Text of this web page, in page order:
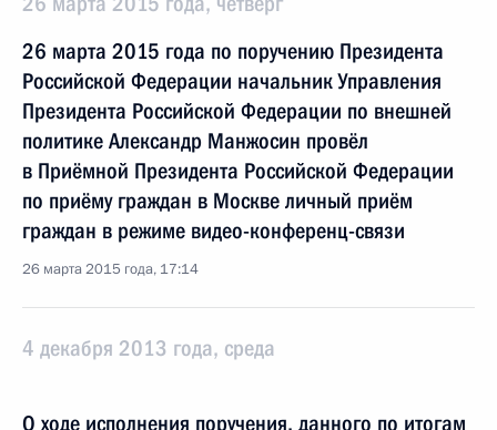
26 марта 2015 года по поручению Президента
Российской Федерации начальник Управления
Президента Российской Федерации по внешней
политике Александр Манжосин провёл
в Приёмной Президента Российской Федерации
по приёму граждан в Москве личный приём
граждан в режиме видео-конференц-связи
26 марта 2015 года, 17:14
4 декабря 2013 года, среда
О ходе исполнения поручения, данного по итогам